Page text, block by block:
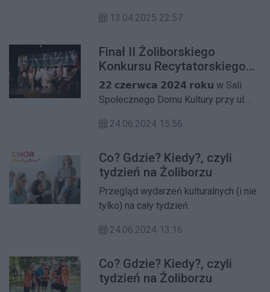
Wydarzenie wzbudziło bardzo duże
dzielnicy, którzy proszą o kolejne
13.04.2025 22:57
Finał II Żoliborskiego
Konkursu Recytatorskiego
Im. Joanny Kulmowej
𝟮𝟮 𝗰𝘇𝗲𝗿𝘄𝗰𝗮 𝟮𝟬𝟮𝟰 𝗿𝗼𝗸𝘂 w Sali
Społecznego Domu Kultury przy ul.
Laureatów II Żoliborskiego
𝗝𝗼𝗮𝗻𝗻𝘆 𝗞𝘂𝗹𝗺𝗼𝘄𝗲𝗷.
24.06.2024 15:56
Co? Gdzie? Kiedy?, czyli
tydzień na Żoliborzu
Przegląd wydarzeń kulturalnych (i nie
tylko) na cały tydzień.
24.06.2024 13:16
Co? Gdzie? Kiedy?, czyli
tydzień na Żoliborzu